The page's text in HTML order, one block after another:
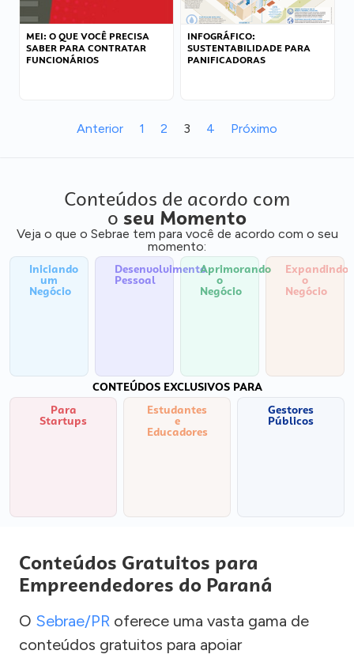
MEI: O QUE VOCÊ PRECISA
SABER PARA CONTRATAR
FUNCIONÁRIOS
INFOGRÁFICO:
SUSTENTABILIDADE PARA
PANIFICADORAS
Anterior 1 2 3 4 Próximo
Conteúdos de acordo com
o seu Momento
Veja o que o Sebrae tem para você de acordo com o seu
momento:
Iniciando
um
Negócio
Desenvolvimento
Pessoal
Aprimorando
o
Negócio
Expandindo
o
Negócio
CONTEÚDOS EXCLUSIVOS PARA
Para
Startups
Estudantes
e
Educadores
Gestores
Públicos
Conteúdos Gratuitos para
Empreendedores do Paraná
O Sebrae/PR oferece uma vasta gama de
conteúdos gratuitos para apoiar